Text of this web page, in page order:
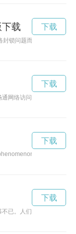
载
锁问题而设计的工具，
下载
网络访问的工具，让用
下载
that creates a
下载
已。人们羡慕云的自由，
下载